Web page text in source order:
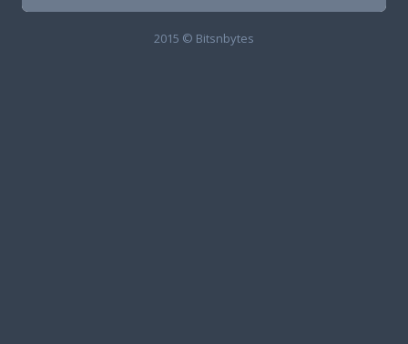
2015 © Bitsnbytes